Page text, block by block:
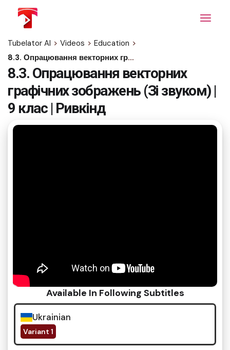
content
Tubelator AI > Videos > Education >
8.3. Опрацювання векторних графічних зображень (Зі звуком) | 9 клас | Ривкінд
8.3. Опрацювання векторних
графічних зображень (Зі звуком) |
9 клас | Ривкінд
Available In Following Subtitles
Ukrainian
Variant 1